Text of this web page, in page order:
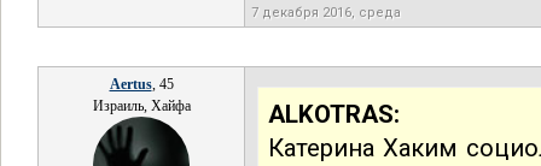
7 декабря 2016, среда
Aertus, 45
Израиль, Хайфа
ALKOTRAS:
Катерина Хаким